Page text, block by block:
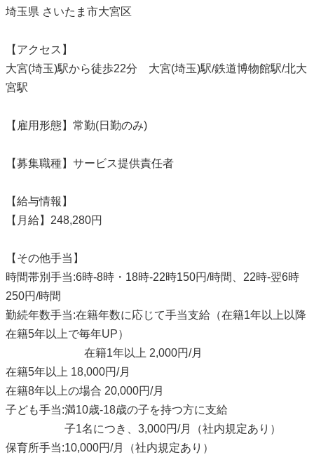
埼玉県 さいたま市大宮区
【アクセス】
大宮(埼玉)駅から徒歩22分 大宮(埼玉)駅/鉄道博物館駅/北大
宮駅
【雇用形態】常勤(日勤のみ)
【募集職種】サービス提供責任者
【給与情報】
【月給】248,280円
【その他手当】
時間帯別手当:6時-8時・18時-22時150円/時間、22時-翌6時
250円/時間
勤続年数手当:在籍年数に応じて手当支給（在籍1年以上以降
在籍5年以上で毎年UP）
在籍1年以上 2,000円/月
在籍5年以上 18,000円/月
在籍8年以上の場合 20,000円/月
子ども手当:満10歳-18歳の子を持つ方に支給
子1名につき、3,000円/月（社内規定あり）
保育所手当:10,000円/月（社内規定あり）